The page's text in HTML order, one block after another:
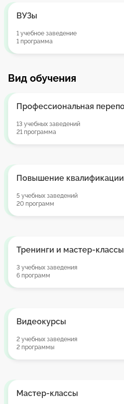
ВУЗы
1 учебное заведение
1 программа
Вид обучения
Профессиональная
13 учебных заведений
21 программа
Повышение квалификации
5 учебных заведений
20 программ
Тренинги и мастер-классы
3 учебных заведения
6 программ
Видеокурсы
2 учебных заведения
2 программы
Мастер-классы